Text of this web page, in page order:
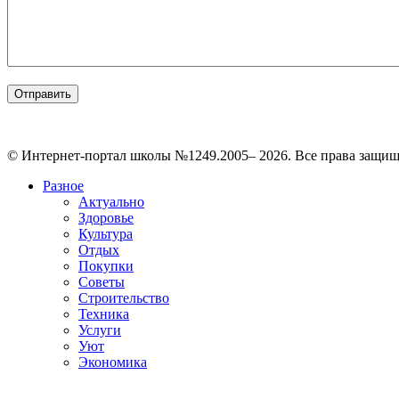
© Интернет-портал школы №1249.2005– 2026. Все права
Разное
Актуально
Здоровье
Культура
Отдых
Покупки
Советы
Строительство
Техника
Услуги
Уют
Экономика